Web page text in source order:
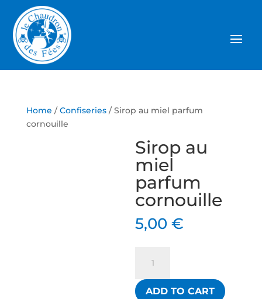
Home /Confiseries/ Sirop au miel parfum
cornouille
Sirop au
miel
parfum
cornouille
5,00€
miel
parfum
ADD TO CART